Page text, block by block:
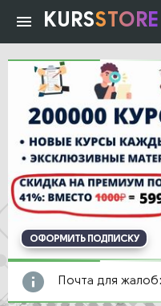
KURSSTORE
ОФОРМИТЬ ПОДПИСКУ
Почта для жалоб: